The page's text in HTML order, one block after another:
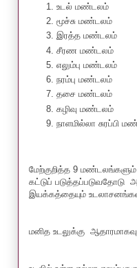
உடல் மண்டலம்
மூச்சு மண்டலம்
இரத்த மண்டலம்
சீரண மண்டலம்
எலும்பு மண்டலம்
நரம்பு மண்டலம்
தசை மண்டலம்
கழிவு மண்டலம்
நாளமில்லா சுரப்பி
மேற்குறித்த 9
கட்டுப்
இயக்கத்தையும்
மனித உடலுக்கு